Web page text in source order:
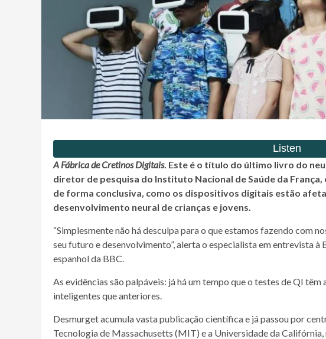
A Fábrica de Cretinos Digitais. Este é o título do último livro do
diretor de pesquisa do Instituto Nacional de Saúde da
de forma conclusiva, como os dispositivos digitais estão
desenvolvimento neural de crianças e jovens.
“Simplesmente não há desculpa para o que estamos fazendo com
seu futuro e desenvolvimento”, alerta o especialista em entrevista
espanhol da BBC.
As evidências são palpáveis: já há um tempo que o testes de QI têm
inteligentes que anteriores.
Desmurget acumula vasta publicação científica e já passou por
Tecnologia de Massachusetts (MIT) e a Universidade da Califórnia,